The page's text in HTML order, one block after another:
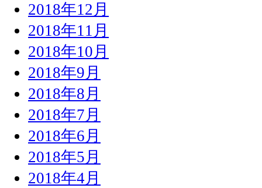
2018年12月
2018年11月
2018年10月
2018年9月
2018年8月
2018年7月
2018年6月
2018年5月
2018年4月